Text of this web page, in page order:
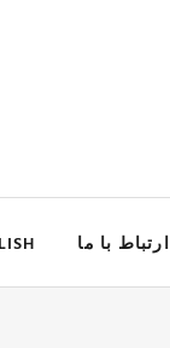
ارتباط با ما